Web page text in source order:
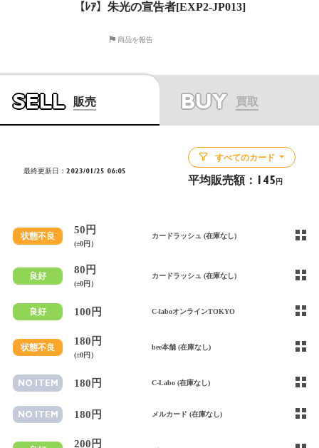
【ﾚｱ】朱光の宣告者[EXP2-JP013]
商品を報告
SELL 販売 BUY 買取
最終更新日：2023/01/25 06:05
すべてのカード
平均販売額： 145 円
状態不良
50円
(±0円）
カードラッシュ (在庫なし)
良好
80円
(±0円）
カードラッシュ (在庫なし)
良好 100円 C-laboオンラインTOKYO
状態不良
180円
(±0円）
bee本舗 (在庫なし)
NO ITEM 180円 C-Labo (在庫なし)
NO ITEM 180円 メルカード (在庫なし)
200円